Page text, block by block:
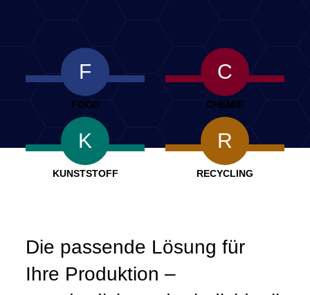
F
FOOD
C
CHEMIE
K
KUNSTSTOFF
R
RECYCLING
Die passende Lösung für
Ihre Produktion –